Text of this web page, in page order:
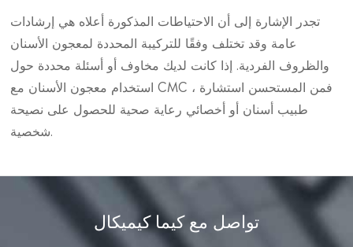
تجدر الإشارة إلى أن الاحتياطات المذكورة أعلاه هي إرشادات
عامة وقد تختلف وفقًا للتركيبة المحددة لمعجون الأسنان
والظروف الفردية. إذا كانت لديك مخاوف أو أسئلة محددة حول
استخدام معجون الأسنان مع CMC ، فمن المستحسن استشارة
طبيب أسنان أو أخصائي رعاية صحية للحصول على نصيحة
تواصل مع كيما كيميكال